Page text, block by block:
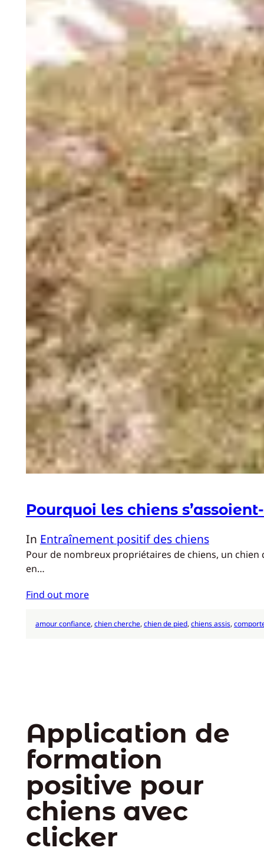
Pourquoi les chiens
In Entraînement positif des chiens
Pour de nombreux propriétaires de chiens, un
en…
Find out more
amour confiance, chien cherche, chien de pied, chiens assis,
Application de
formation
positive pour
chiens avec
clicker